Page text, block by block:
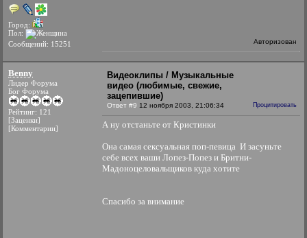
Город:
Пол:
Сообщений: 15251
Авторизован
Benny
Лидер Форума
Бог Форума
Рейтинг: 121
[Заценки]
[Комментарии]
Видеоклипы / Музыкальные
видео (любимые, свежие,
зацепившие)
Ответ #9 12 ноября 2003, 21:06:34 Процитировать
А ну отстаньте от Кристинки
Она самая сексуальная поп-певица И засуньте
себе всех ваши Лопез-Попез и Бритни-
Мадоноцеловальщиков куда хотите
Спасибо за внимание